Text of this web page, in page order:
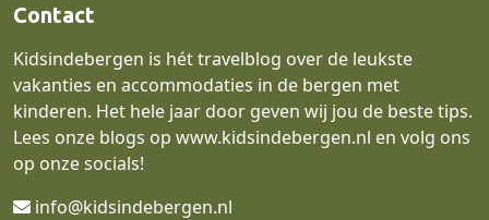
Contact
Kidsindebergen is hét travelblog over de leukste
vakanties en accommodaties in de bergen met
kinderen. Het hele jaar door geven wij jou de beste tips.
Lees onze blogs op www.kidsindebergen.nl en volg ons
op onze socials!
info@kidsindebergen.nl